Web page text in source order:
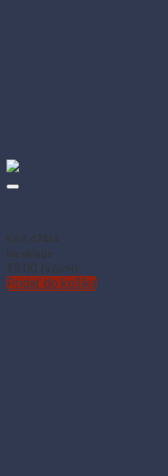
Kód: 47434
Na sklade
€9.00 (s DPH)
Pridať do košíka